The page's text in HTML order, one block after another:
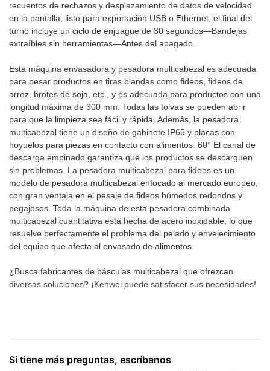
recuentos de rechazos y desplazamiento de datos de velocidad
en la pantalla, listo para exportación USB o Ethernet; el final del
turno incluye un ciclo de enjuague de 30 segundos—Bandejas
extraíbles sin herramientas—Antes del apagado.
Esta máquina envasadora y pesadora multicabezal es adecuada
para pesar productos en tiras blandas como fideos, fideos de
arroz, brotes de soja, etc., y es adecuada para productos con una
longitud máxima de 300 mm. Todas las tolvas se pueden abrir
para que la limpieza sea fácil y rápida. Además, la pesadora
multicabezal tiene un diseño de gabinete IP65 y placas con
hoyuelos para piezas en contacto con alimentos. 60° El canal de
descarga empinado garantiza que los productos se descarguen
sin problemas. La pesadora multicabezal para fideos es un
modelo de pesadora multicabezal enfocado al mercado europeo,
con gran ventaja en el pesaje de fideos húmedos redondos y
pegajosos. Toda la máquina de esta pesadora combinada
multicabezal cuantitativa está hecha de acero inoxidable, lo que
resuelve perfectamente el problema del pelado y envejecimiento
del equipo que afecta al envasado de alimentos.
¿Busca fabricantes de básculas multicabezal que ofrezcan
diversas soluciones? ¡Kenwei puede satisfacer sus necesidades!
Si tiene más preguntas, escríbanos